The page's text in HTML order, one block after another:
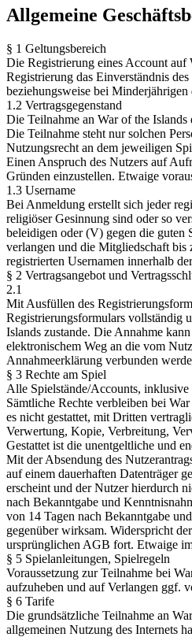
Allgemeine
§ 1 Geltungsbereich
Die Registrierung eines Account
Registrierung das Einverständnis
beziehungsweise bei
1.2 Vertragsgegenstand
Die Teilnahme an War of the
Die Teilnahme steht nur solchen
Nutzungsrecht an dem jeweiligen
Einen Anspruch des Nutzers auf
Gründen einzustellen. Etwaige
1.3 Username
Bei Anmeldung erstellt sich jeder
religiöser Gesinnung sind oder so
beleidigen oder (V) gegen die guten
verlangen und die Mitgliedschaft bis
registrierten Usernamen innerhalb
§ 2 Vertragsangebot und
2.1
Mit Ausfüllen des
Registrierungsformulars vollständig
Islands zustande. Die Annahme
elektronischem Weg an die vom
Annahmeerklärung verbunden
§ 3 Rechte am Spiel
Alle Spielstände/Accounts,
Sämtliche Rechte verbleiben bei
es nicht gestattet, mit Dritten
Verwertung, Kopie, Verbreitung,
Gestattet ist die unentgeltliche und
Mit der Absendung des
auf einem dauerhaften Datenträger
erscheint und der Nutzer hierdurch
nach Bekanntgabe und
von 14 Tagen nach Bekanntgabe
gegenüber wirksam. Widerspricht
ursprünglichen AGB fort. Etwaige im
§ 5 Spielanleitungen, Spielregeln
Voraussetzung zur Teilnahme bei
aufzuheben und auf Verlangen ggf.
§ 6 Tarife
Die grundsätzliche Teilnahme an
allgemeinen Nutzung des Internets